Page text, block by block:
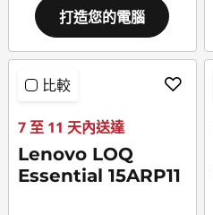
打造您的電腦
比較
7 至 11 天內送達
Lenovo LOQ
Essential 15ARP11